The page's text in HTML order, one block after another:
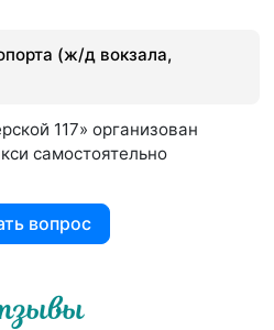
(ж/д вокзала,
117» организован
самостоятельно
вопрос